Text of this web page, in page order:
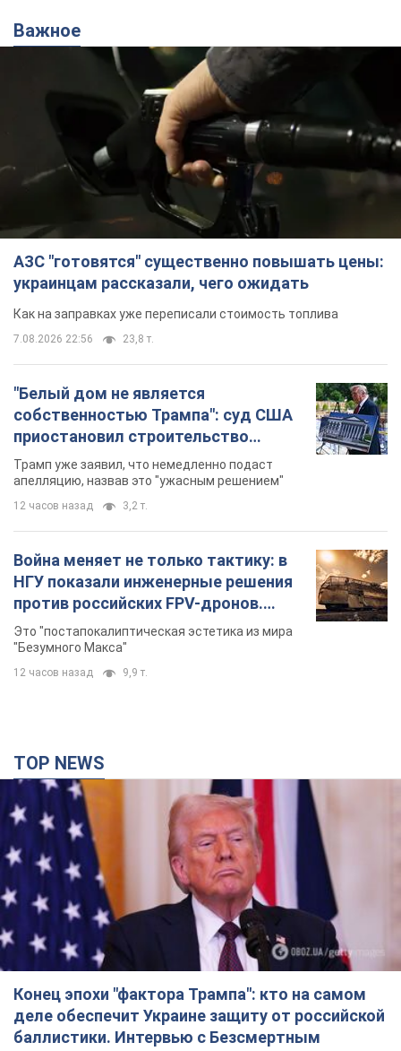
АЗС "готовятся" существенно повышать цены:
украинцам рассказали, чего ожидать
Как на заправках уже переписали стоимость топлива
7.08.2026 22:56
"Белый дом не является
собственностью Трампа": суд США
приостановил строительство
бального зала стоимостью 400 млн
Трамп уже заявил, что немедленно подаст
Война меняет не только тактику: в
НГУ показали инженерные решения
против российских FPV-дронов.
Фото
"Безумного Макса"
TOP NEWS
Конец эпохи "фактора Трампа": кто на самом
деле обеспечит Украине защиту от российской
баллистики. Интервью с Безсмертным
Владимир Зеленский встретился с украинским дипломатом и
изложил новое видение войны и роли международных
партнеров в борьбе с Россией
5 часов назад
В Киеве в результате российской атаки погиб
человек, пострадали четверо. Фото